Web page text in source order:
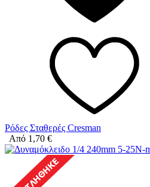
Ρόδες Σταθερές Cresman
Από 1,70 €